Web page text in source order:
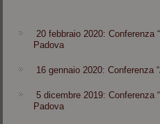
20 febbraio 2020: Conferenza
Padova
16 gennaio 2020: Conferenza
5 dicembre 2019: Conferenza
Padova